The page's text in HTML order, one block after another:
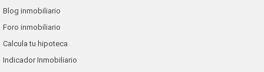
Blog inmobiliario
Foro inmobiliario
Calcula tu hipoteca
Indicador Inmobiliario